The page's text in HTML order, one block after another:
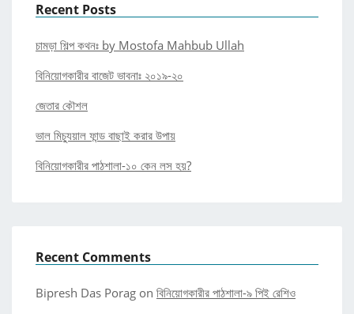
Recent Posts
চামড়া শিল্প কথনঃ by Mostofa Mahbub Ullah
বিনিয়োগকারীর বাজেট ভাবনাঃ ২০১৯-২০
জেতার কৌশল
ভাল মিচ্যুয়াল ফান্ড বাছাই করার উপায়
বিনিয়োগকারীর পাঠশালা-১০ কেন লস হয়?
Recent Comments
Bipresh Das Porag on বিনিয়োগকারীর পাঠশালা-৯ পিই রেশিও